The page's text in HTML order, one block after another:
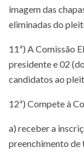
imagem das
eliminadas do
11ª) A Comissão
presidente e 02
candidatos ao
12ª) Compete à
a) receber a
preenchimento